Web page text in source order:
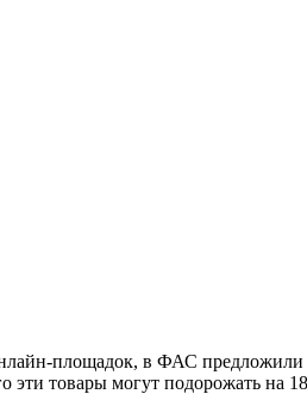
площадок, в ФАС
товары могут подорожать на